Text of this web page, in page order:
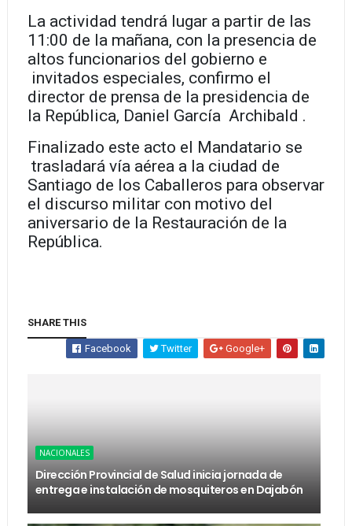
La actividad tendrá lugar a partir de las
11:00 de la mañana, con la presencia de
altos funcionarios del gobierno e
invitados especiales, confirmo el
director de prensa de la presidencia de
la República, Daniel García Archibald .
Finalizado este acto el Mandatario se
trasladará vía aérea a la ciudad de
Santiago de los Caballeros para observar
el discurso militar con motivo del
aniversario de la Restauración de la
República.
SHARE THIS
Facebook Twitter Google+
NACIONALES
Dirección Provincial de Salud inicia jornada de
entrega e instalación de mosquiteros en Dajabón